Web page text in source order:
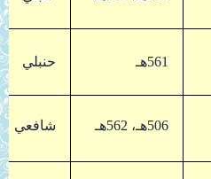
561هـ حنبلي
506هـ، 562هـ شافعي